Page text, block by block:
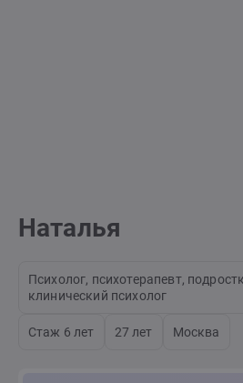
Наталья
Психолог, психотерапевт,
клинический психолог
Стаж 6 лет 27 лет Москва